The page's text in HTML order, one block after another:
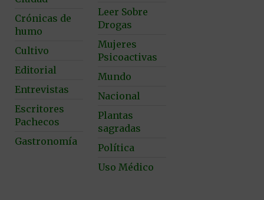
Crónicas de
humo
Cultivo
Editorial
Entrevistas
Escritores
Pachecos
Gastronomía
Leer Sobre
Drogas
Mujeres
Psicoactivas
Mundo
Nacional
Plantas
sagradas
Política
Uso Médico